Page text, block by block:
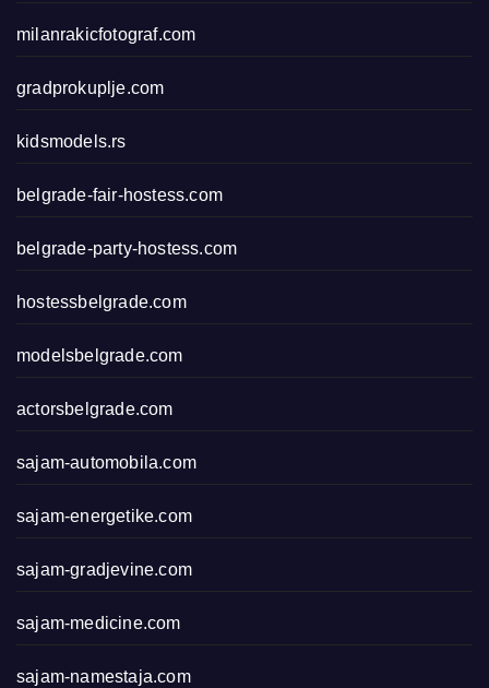
milanrakicfotograf.com
gradprokuplje.com
kidsmodels.rs
belgrade-fair-hostess.com
belgrade-party-hostess.com
hostessbelgrade.com
modelsbelgrade.com
actorsbelgrade.com
sajam-automobila.com
sajam-energetike.com
sajam-gradjevine.com
sajam-medicine.com
sajam-namestaja.com